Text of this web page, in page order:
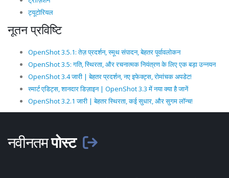
ट्यूटोरियल
नूतन प्रविष्टि
OpenShot 3.5.1: तेज़ प्रदर्शन, स्मूथ संपादन, बेहतर पूर्वावलोकन
OpenShot 3.5: गति, स्थिरता, और रचनात्मक नियंत्रण के लिए एक बड़ा उन्नयन
OpenShot 3.4 जारी | बेहतर प्रदर्शन, नए इफेक्ट्स, रोमांचक अपडेट!
स्मार्ट एडिट्स, शानदार डिज़ाइन | OpenShot 3.3 में नया क्या है जानें
OpenShot 3.2.1 जारी | बेहतर स्थिरता, कई सुधार, और सुगम लॉन्च!
नवीनतमपोस्ट